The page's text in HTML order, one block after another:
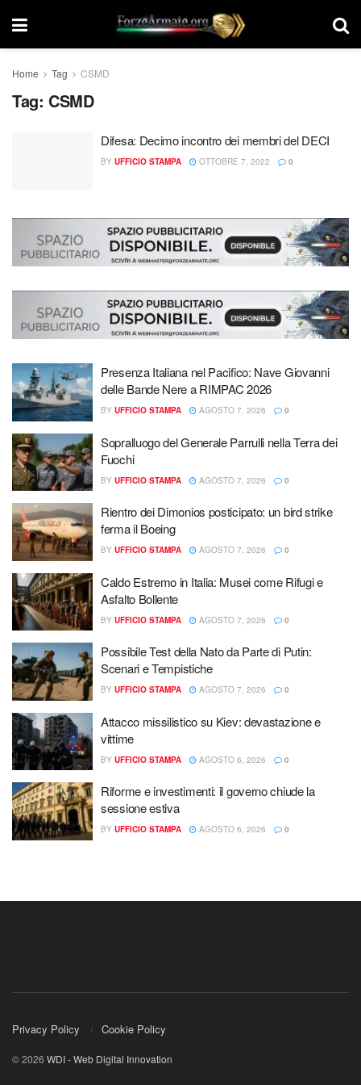
Home Tag CSMD
Tag: CSMD
Difesa: Decimo incontro dei membri del DECI
BY UFFICIO STAMPA OTTOBRE 7, 2022 0
Presenza Italiana nel Pacifico: Nave Giovanni
delle Bande Nere a RIMPAC 2026
BY UFFICIO STAMPA AGOSTO 7, 2026 0
Sopralluogo del Generale Parrulli nella Terra dei
Fuochi
BY UFFICIO STAMPA AGOSTO 7, 2026 0
Rientro dei Dimonios posticipato: un bird strike
ferma il Boeing
BY UFFICIO STAMPA AGOSTO 7, 2026 0
Caldo Estremo in Italia: Musei come Rifugi e
Asfalto Bollente
BY UFFICIO STAMPA AGOSTO 7, 2026 0
Possibile Test della Nato da Parte di Putin:
Scenari e Tempistiche
BY UFFICIO STAMPA AGOSTO 7, 2026 0
Attacco missilistico su Kiev: devastazione e
vittime
BY UFFICIO STAMPA AGOSTO 6, 2026 0
Riforme e investimenti: il governo chiude la
sessione estiva
BY UFFICIO STAMPA AGOSTO 6, 2026 0
Privacy Policy Cookie Policy
© 2026 WDI - Web Digital Innovation